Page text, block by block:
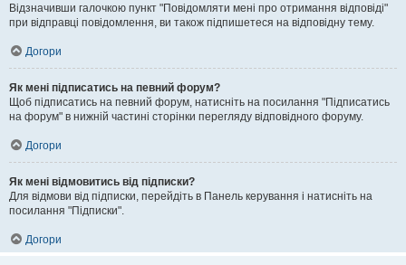
Відзначивши галочкою пункт "Повідомляти мені про отримання відповіді"
при відправці повідомлення, ви також підпишетеся на відповідну тему.
Догори
Як мені підписатись на певний форум?
Щоб підписатись на певний форум, натисніть на посилання "Підписатись
на форум" в нижній частині сторінки перегляду відповідного форуму.
Догори
Як мені відмовитись від підписки?
Для відмови від підписки, перейдіть в Панель керування і натисніть на
посилання "Підписки".
Догори